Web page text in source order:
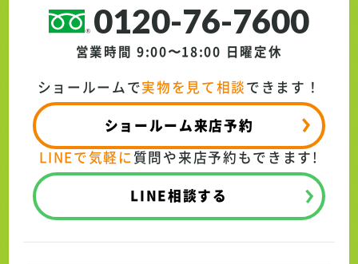
0120-76-7600
営業時間 9:00〜18:00 日曜定休
LINEで気軽に 質問や来店予約もできます!
LINE相談する
ショールームで実物を見て相談できます！
ショールーム来店予約